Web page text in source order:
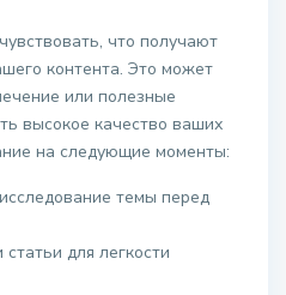
что получают
контента. Это может
или полезные
высокое качество ваших
на следующие моменты:
темы перед
для легкости